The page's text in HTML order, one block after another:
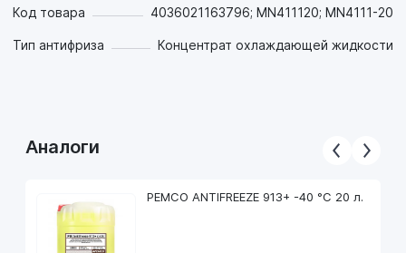
Код товара 4036021163796; MN411120; MN4111-20
Тип антифриза Концентрат охлаждающей жидкости
Аналоги
PEMCO ANTIFREEZE 913+ -40 °C 20 л.